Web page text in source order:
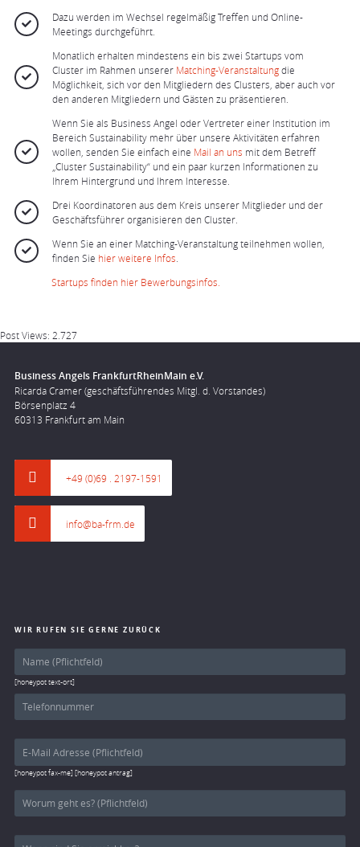
Dazu werden im Wechsel regelmäßig Treffen und Online-
Meetings durchgeführt.
Monatlich erhalten mindestens ein bis zwei Startups vom
Cluster im Rahmen unserer Matching-Veranstaltungdie
Möglichkeit, sich vor den Mitgliedern des Clusters, aber auch vor
den anderen Mitgliedern und Gästen zu präsentieren.
Wenn Sie als Business Angel oder Vertreter einer Institution im
Bereich Sustainability mehr über unsere Aktivitäten erfahren
wollen, senden Sie einfach eine Mail an uns mit dem Betreff
„Cluster Sustainability“ und ein paar kurzen Informationen zu
Ihrem Hintergrund und Ihrem Interesse.
Drei Koordinatoren aus dem Kreis unserer Mitglieder und der
Geschäftsführer organisieren den Cluster.
Wenn Sie an einer Matching-Veranstaltung teilnehmen wollen,
finden Sie hier weitere Infos
Startups finden hier Bewerbungsinfos.
Post Views: 2.727
Business Angels FrankfurtRheinMain e.V.
Ricarda Cramer (geschäftsführendes Mitgl. d. Vorstandes)
Börsenplatz 4
60313 Frankfurt am Main
+49 (0)69 . 2197-1591
info@ba-frm.de
WIR RUFEN SIE GERNE ZURÜCK
[honeypot text-ort]
[honeypot fax-me] [honeypot antrag]